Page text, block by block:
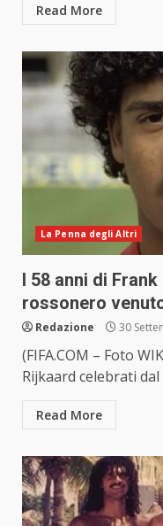
Read More
La Penna degli Altri
I 58 anni di
rossonero
Redazione 30
(FIFA.COM – Foto
Rijkaard celebrati dal
Read More